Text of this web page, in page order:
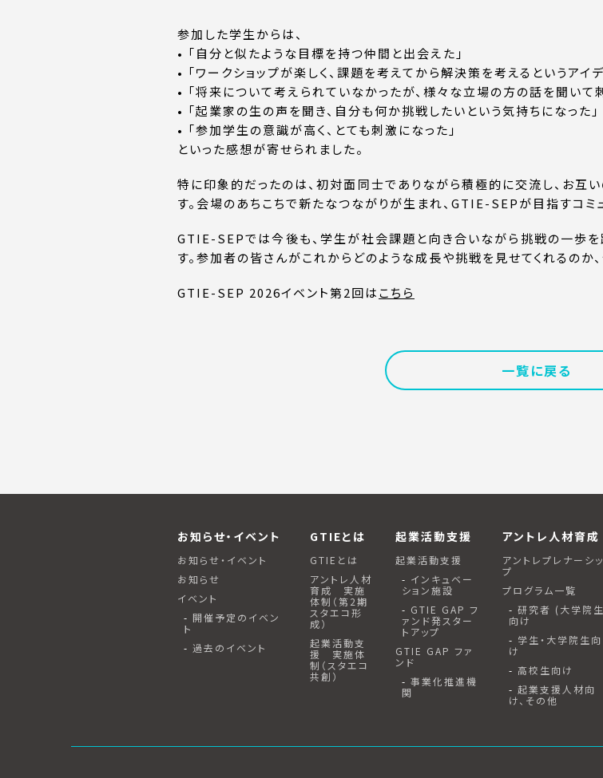
参加した学生からは、
• 「自分と似たような目標を持つ仲間と出会えた」
• 「ワークショップが楽しく、課題を考えてから解決策を考えるというアイ
• 「将来について考えられていなかったが、様々な立場の方の話を聞いて
• 「起業家の生の声を聞き、自分も何か挑戦したいという気持ちになった」
• 「参加学生の意識が高く、とても刺激になった」
といった感想が寄せられました。
特に印象的だったのは、初対面同士でありながら積極的に交流し、お互
す。会場のあちこちで新たなつながりが生まれ、GTIE-SEPが目指すコミ
GTIE-SEPでは今後も、学生が社会課題と向き合いながら挑戦の一歩を
す。参加者の皆さんがこれからどのような成長や挑戦を見せてくれるのか
GTIE-SEP 2026イベント第2回はこちら
一覧に戻る
お知らせ・イベント
お知らせ・イベント
お知らせ
イベント
開催予定のイベン
ト
過去のイベント
GTIEとは
GTIEとは
アントレ人材
育成 実施
体制（第2期
スタエコ形
成）
起業活動支
援 実施体
制（スタエコ
共創）
起業活動支援
起業活動支援
インキュベー
ション施設
GTIE GAP フ
ァンド発スター
トアップ
GTIE GAP ファ
ンド
事業化推進機
関
アントレ人材育成
アントレプレナーシッ
プ
プログラム一覧
研究者 (大学院
向け
学生・大学院生向
け
高校生向け
起業支援人材向
け、その他